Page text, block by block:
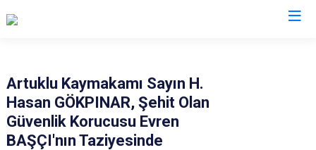
Dargeçit
Derik
Nusaybin
Artuklu Kaymakamı Sayın H.
Hasan GÖKPINAR, Şehit Olan
Güvenlik Korucusu Evren
BAŞÇI'nın Taziyesinde